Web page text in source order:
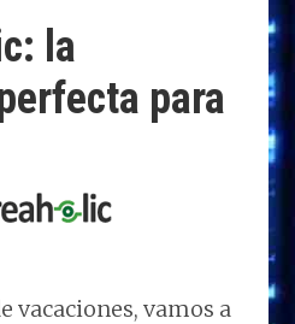
la
para
vacaciones, vamos a